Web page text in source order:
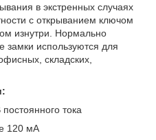
в экстренных случаях
с открыванием ключом
изнутри. Нормально
замки используются для
складских,
тока
120 мА